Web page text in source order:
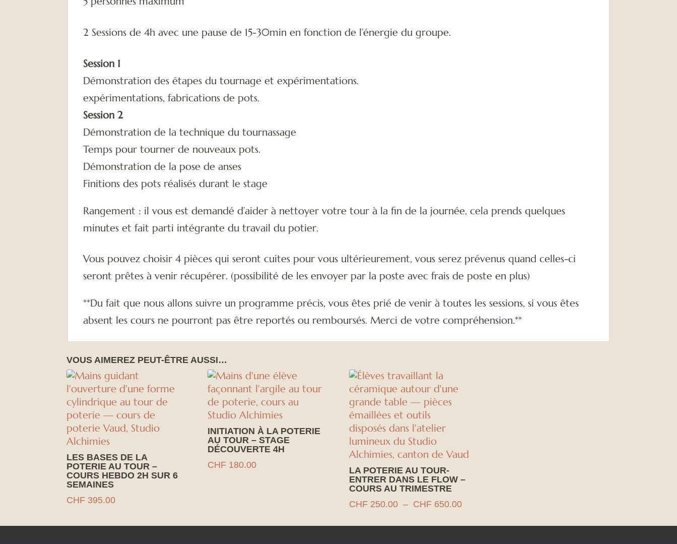
2 Sessions de 4h avec une pause de 15-30min en fonction de l’énergie du groupe.
Session 1
Démonstration des étapes du tournage et expérimentations.
expérimentations, fabrications de pots.
Session 2
Démonstration de la technique du tournassage
Temps pour tourner de nouveaux pots.
Démonstration de la pose de anses
Finitions des pots réalisés durant le stage
Rangement : il vous est demandé d’aider à nettoyer votre tour à la fin de la journée, cela prends quelques
minutes et fait parti intégrante du travail du potier.
Vous pouvez choisir 4 pièces qui seront cuites pour vous ultérieurement, vous serez prévenus quand celles-ci
seront prêtes à venir récupérer. (possibilité de les envoyer par la poste avec frais de poste en plus)
**Du fait que nous allons suivre un programme précis, vous êtes prié de venir à toutes les sessions, si vous êtes
absent les cours ne pourront pas être reportés ou remboursés. Merci de votre compréhension.**
VOUS AIMEREZ PEUT-ÊTRE AUSSI…
LES BASES DE LA
POTERIE AU TOUR –
COURS HEBDO 2H SUR 6
SEMAINES
CHF 395.00
INITIATION À LA POTERIE
AU TOUR – STAGE
DÉCOUVERTE 4H
CHF 180.00
LA POTERIE AU TOUR-
ENTRER DANS LE FLOW –
COURS AU TRIMESTRE
CHF250.00 – CHF650.00Plage